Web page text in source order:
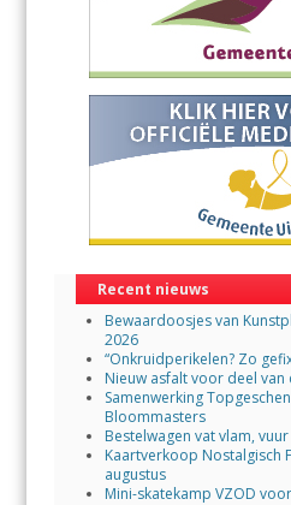
Recent nieuws
Bewaardoosjes van
2026
“Onkruidperikelen? Zo
Nieuw asfalt voor deel van
Samenwerking
Bloommasters
Bestelwagen vat vlam,
Kaartverkoop Nostalgisch
augustus
Mini-skatekamp VZOD